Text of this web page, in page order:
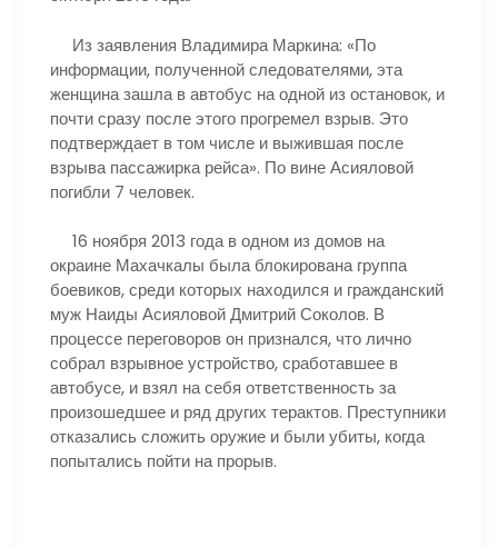
Из заявления Владимира Маркина: «По
информации, полученной следователями, эта
женщина зашла в автобус на одной из остановок, и
почти сразу после этого прогремел взрыв. Это
подтверждает в том числе и выжившая после
взрыва пассажирка рейса». По вине Асияловой
погибли 7 человек.
16 ноября 2013 года в одном из домов на
окраине Махачкалы была блокирована группа
боевиков, среди которых находился и гражданский
муж Наиды Асияловой Дмитрий Соколов. В
процессе переговоров он признался, что лично
собрал взрывное устройство, сработавшее в
автобусе, и взял на себя ответственность за
произошедшее и ряд других терактов. Преступники
отказались сложить оружие и были убиты, когда
попытались пойти на прорыв.